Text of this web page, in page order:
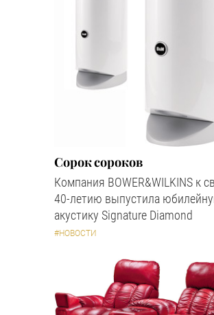
Сорок сороков
Компания BOWER&WILKINS к
40-летию выпустила
акустику Signature Diamond
#НОВОСТИ